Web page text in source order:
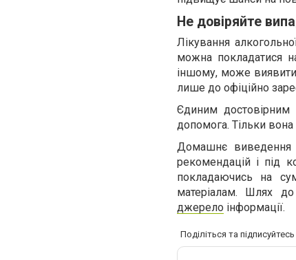
Не довіряйте
Лікування
можна покладатися
іншому, може
лише до офіційно
Єдиним достовірним
допомога. Тільки вона
Домашнє
рекомендацій і під
покладаючись на
матеріалам. Шлях
джерело інформації.
Поділіться та